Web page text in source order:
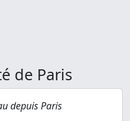
de Paris
depuis Paris